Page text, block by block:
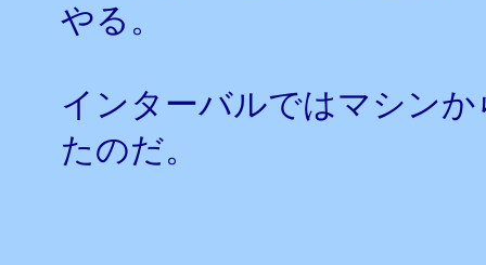
やる。
インターバルではマシン
たのだ。